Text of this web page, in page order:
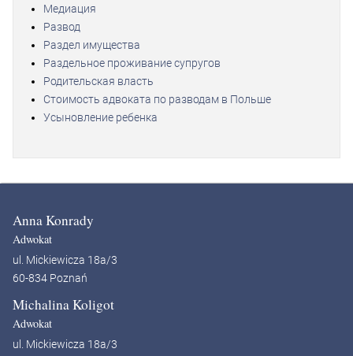
Медиация
Развод
Раздел имущества
Раздельное проживание супругов
Родительская власть
Стоимость адвоката по разводам в Польше
Усыновление ребенка
Anna Konrady
Adwokat
ul. Mickiewicza 18a/3
60-834 Poznań
Michalina Koligot
Adwokat
ul. Mickiewicza 18a/3